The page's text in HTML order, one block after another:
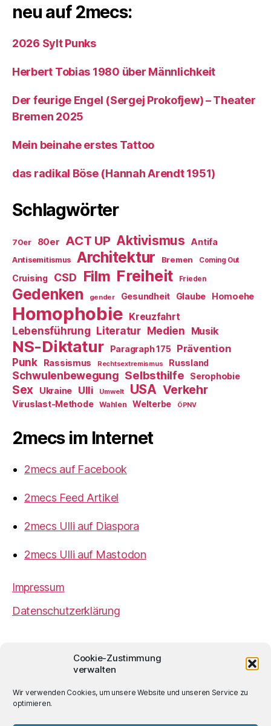
Cookie-Zustimmung
verwalten
Wir verwenden Cookies, um unsere Website und unseren Service zu
optimieren.
neu auf 2mecs:
2026 Sylt Punks
Herbert Tobias 1980 über Männlichkeit
Der feurige Engel (Sergej Prokofjew) – Theater
Bremen 2025
Mein beinahe erstes Tattoo
das radikal Böse (Hannah Arendt 1951)
Schlagwörter
70er 80er ACT UP Aktivismus Antifa
Antisemitismus Architektur Bremen Coming Out
Cruising CSD Film Freiheit Frieden
Gedenken gender Gesundheit Glaube Homoehe
Homophobie Kreuzfahrt
Lebensführung Literatur Medien Musik
NS-Diktatur Paragraph 175
Prävention
Punk
Rassismus Rechtsextremismus Russland
Schwulenbewegung Selbsthilfe Serophobie
Sex Ukraine Ulli Umwelt USA Verkehr
Viruslast-Methode Wahlen Welterbe ÖPNV
2mecs im Internet
2mecs auf Facebook
2mecs Feed Artikel
2mecs Ulli auf Diaspora
2mecs Ulli auf Mastodon
Impressum
Datenschutzerklärung
Ulrich Würdemannist sofern nicht
anders angegeben lizenziert unter einer
Creative
Lizenz.